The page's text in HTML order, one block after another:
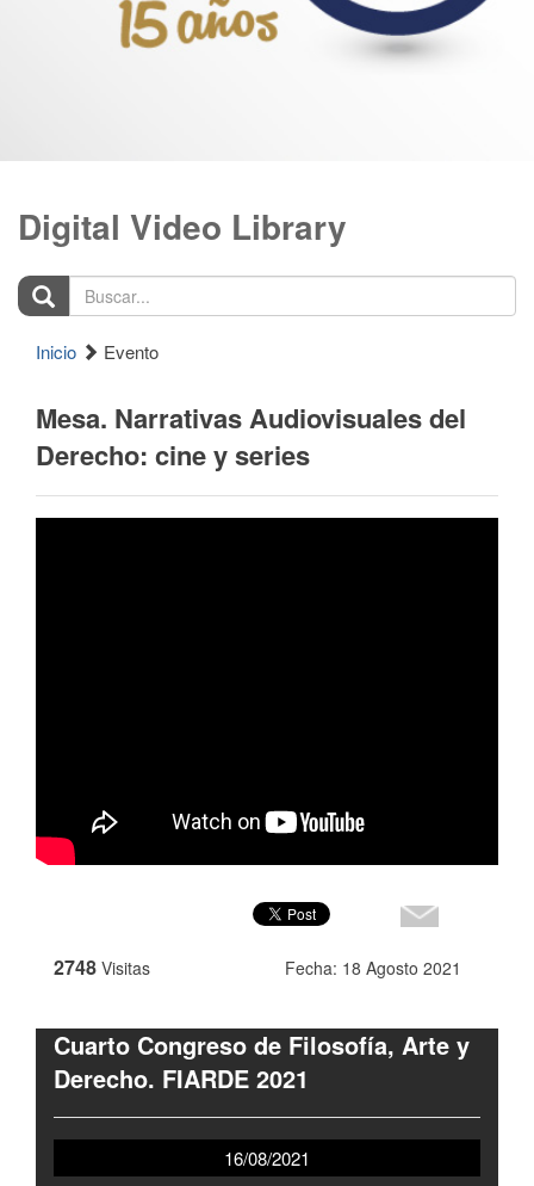
Digital Video Library
Buscar...
Inicio Evento
Mesa. Narrativas Audiovisuales del
Derecho: cine y series
2748 Visitas Fecha: 18 Agosto 2021
Cuarto Congreso de Filosofía, Arte y
Derecho. FIARDE 2021
16/08/2021